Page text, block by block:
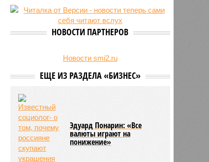
День ВМФ в Петербурге отметят
без главного военно-морского
парада и салюта
прав предложили ввести в
НОВОСТИ ПАРТНЕРОВ
Новости smi2.ru
ЕЩЕ ИЗ РАЗДЕЛА «БИЗНЕС»
Эдуард Понарин: «Все
валюты играют на
понижение»